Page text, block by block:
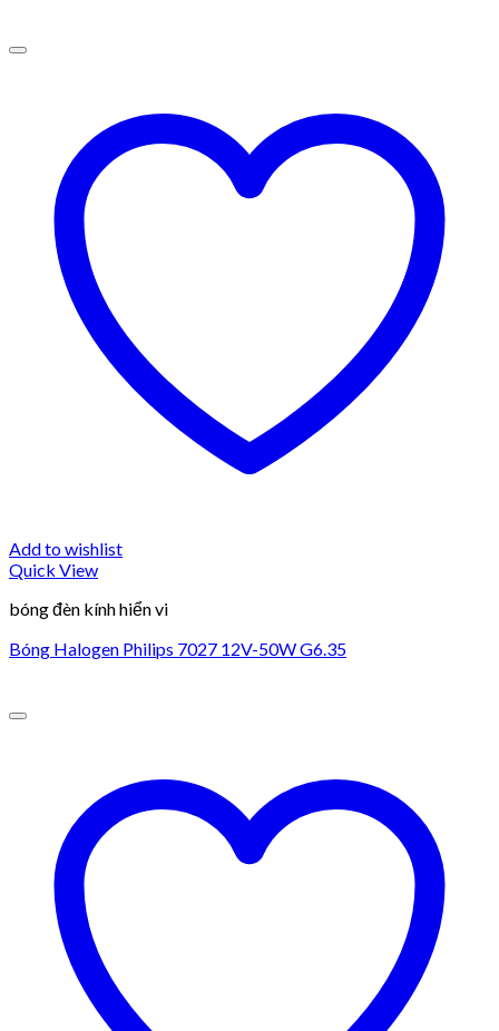
Add to wishlist
Quick View
bóng đèn kính hiển vi
Bóng Halogen Philips 7027 12V-50W G6.35